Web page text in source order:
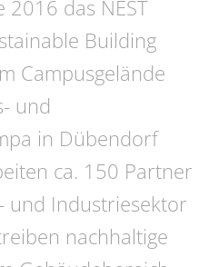
2016 das NEST
Building
Campusgelände
und
in Dübendorf
ca. 150 Partner
und Industriesektor
nachhaltige